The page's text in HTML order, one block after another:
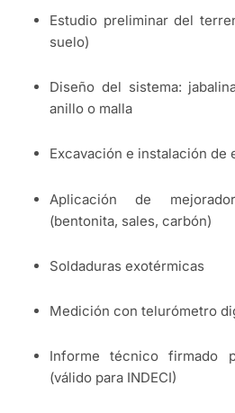
Estudio preliminar del
suelo)
Diseño del sistema:
anillo o malla
Excavación e instalación de
Aplicación de
(bentonita, sales, carbón)
Soldaduras exotérmicas
Medición con telurómetro
Informe técnico firmado
(válido para INDECI)